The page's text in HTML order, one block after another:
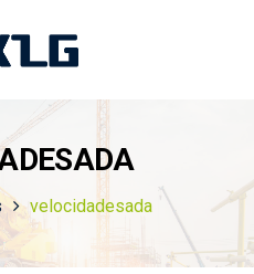
velocidadesada